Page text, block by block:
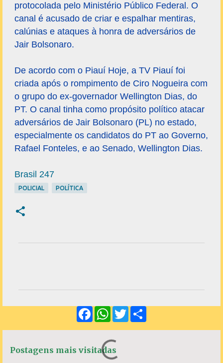
protocolada pelo Ministério Público Federal. O
canal é acusado de criar e espalhar mentiras,
calúnias e ataques à honra de adversários de
Jair Bolsonaro.
De acordo com o Piauí Hoje, a TV Piauí foi
criada após o rompimento de Ciro Nogueira com
o grupo do ex-governador Wellington Dias, do
PT. O canal tinha como propósito político atacar
adversários de Jair Bolsonaro (PL) no estado,
especialmente os candidatos do PT ao Governo,
Rafael Fonteles, e ao Senado, Wellington Dias.
Brasil 247
POLICIAL POLÍTICA
t
F
a
o
W
h
s
A
p
T
w
Postagens mais visitadas